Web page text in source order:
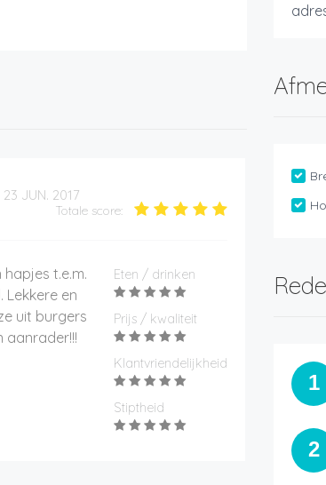
23 JUN. 2017
Totale score:
t.e.m.
Lekkere en
uit burgers
aanrader!!!
Eten / drinken
Prijs / kwaliteit
Klantvriendelijkheid
Stiptheid
1
2